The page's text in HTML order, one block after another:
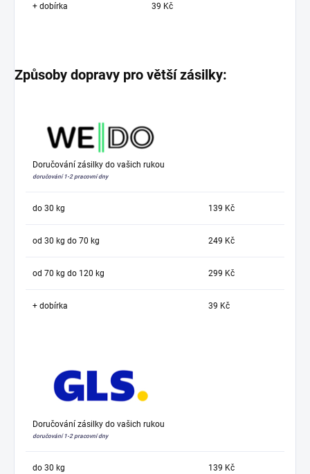
+ dobírka 39 Kč
Způsoby dopravy pro větší zásilky:
Doručování zásilky do vašich rukou
doručování 1-2 pracovní dny
do 30 kg 139 Kč
od 30 kg do 70 kg 249 Kč
od 70 kg do 120 kg 299 Kč
+ dobírka 39 Kč
Doručování zásilky do vašich rukou
doručování 1-2 pracovní dny
do 30 kg 139 Kč